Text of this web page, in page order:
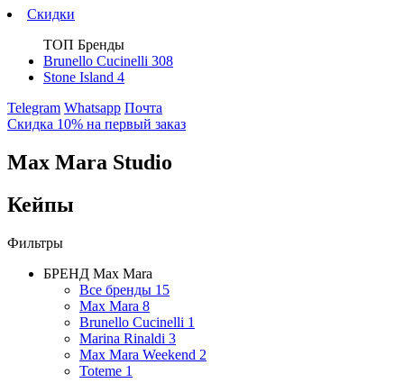
Скидки
ТОП Бренды
Brunello Cucinelli 308
Stone Island 4
Telegram Whatsapp Почта
Скидка 10% на первый заказ
Max Mara Studio
Кейпы
Фильтры
БРЕНД Max Mara
Все бренды 15
Max Mara 8
Brunello Cucinelli 1
Marina Rinaldi 3
Max Mara Weekend 2
Toteme 1